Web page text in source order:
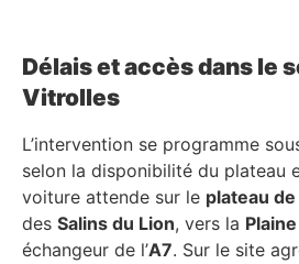
Délais et accès dans le
Vitrolles
L’intervention se programme
selon la disponibilité du plateau
voiture attende sur le plateau de
des Salins du Lion, vers la Plaine
échangeur de l’A7. Sur le site